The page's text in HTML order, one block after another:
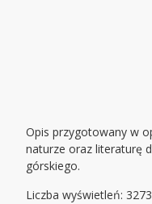
Opis przygotowany w
naturze oraz literaturę
górskiego.
Liczba wyświetleń: 3273